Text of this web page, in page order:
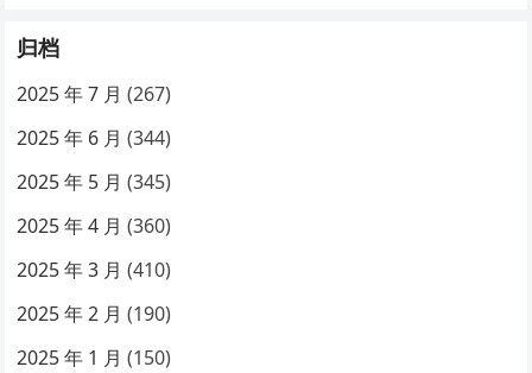
归档
2025 年 7 月 (267)
2025 年 6 月 (344)
2025 年 5 月 (345)
2025 年 4 月 (360)
2025 年 3 月 (410)
2025 年 2 月 (190)
2025 年 1 月 (150)